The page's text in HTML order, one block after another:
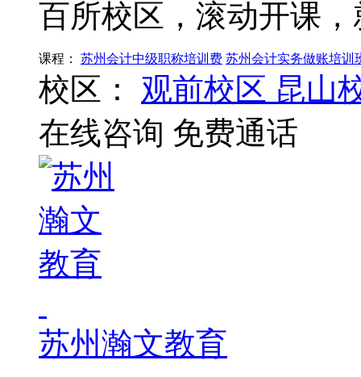
百所校区，滚动开课
课程： 苏州会计中级职称培训费 苏州会计实务做账培训
校区： 观前校区 昆山
在线咨询 免费通话
苏州瀚文教育